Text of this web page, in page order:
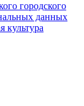
городского
данных
культура